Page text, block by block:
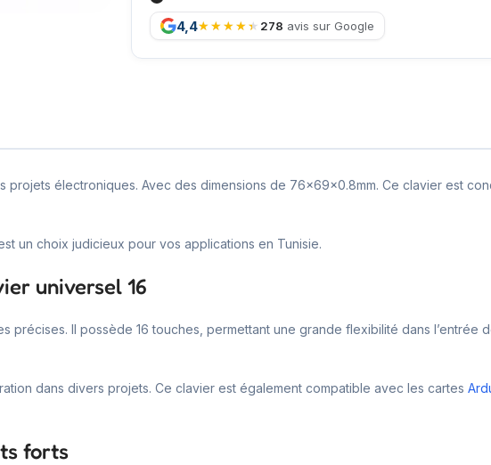
4,4 278 avis sur Google
projets électroniques. Avec des dimensions de 76x69x0.8mm. Ce clavier est
un choix judicieux pour vos applications en Tunisie.
universel 16
Il possède 16 touches, permettant une grande flexibilité dans l’entrée
dans divers projets. Ce clavier est également compatible avec les cartes
forts